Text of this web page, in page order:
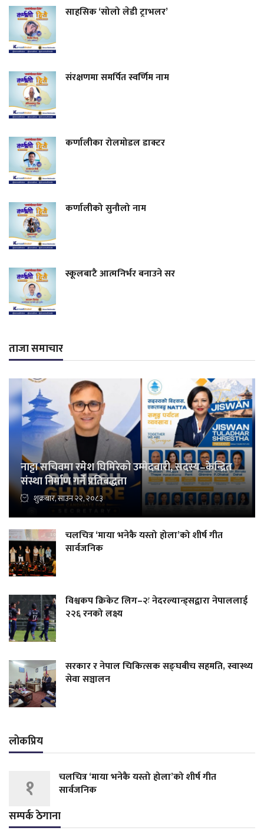
साहसिक ‘सोलो लेडी ट्राभलर’
संरक्षणमा समर्पित स्वर्णिम नाम
कर्णालीका रोलमोडल डाक्टर
कर्णालीको सुनौलो नाम
स्कूलबाटै आत्मनिर्भर बनाउने सर
ताजा समाचार
नाट्टा सचिवमा रमेश घिमिरेको उम्मेदवारी, सदस्य–केन्द्रित
संस्था निर्माण गर्ने प्रतिबद्धता
शुक्रबार, साउन २२, २०८३
चलचित्र ‘माया भनेकै यस्तो होला’को शीर्ष गीत
सार्वजनिक
विश्वकप क्रिकेट लिग–२ः नेदरल्यान्ड्सद्वारा नेपाललाई
२२६ रनको लक्ष्य
सरकार र नेपाल चिकित्सक सङ्घबीच सहमति, स्वास्थ्य
सेवा सञ्चालन
लोकप्रिय
१
चलचित्र ‘माया भनेकै यस्तो होला’को शीर्ष गीत
सार्वजनिक
सम्पर्क ठेगाना